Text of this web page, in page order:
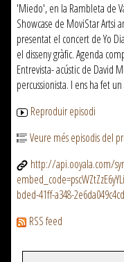
'Miedo', en la Rambleta de
Showcase de MoviStar Artsi
presentat el concert de Yo
el disseny gràfic. Agenda
Entrevista- acústic de David
percussionista. I ens ha fet
Reproduir episodi
Veure més episodis del
http://api.ooyala.com/
bded-41ff-a348-2e6da049c4cd
RSS feed